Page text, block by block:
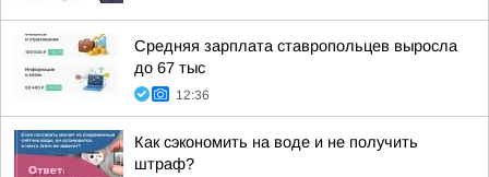
Средняя зарплата ставропольцев выросла
до 67 тыс
12:36
Как сэкономить на воде и не получить
штраф?